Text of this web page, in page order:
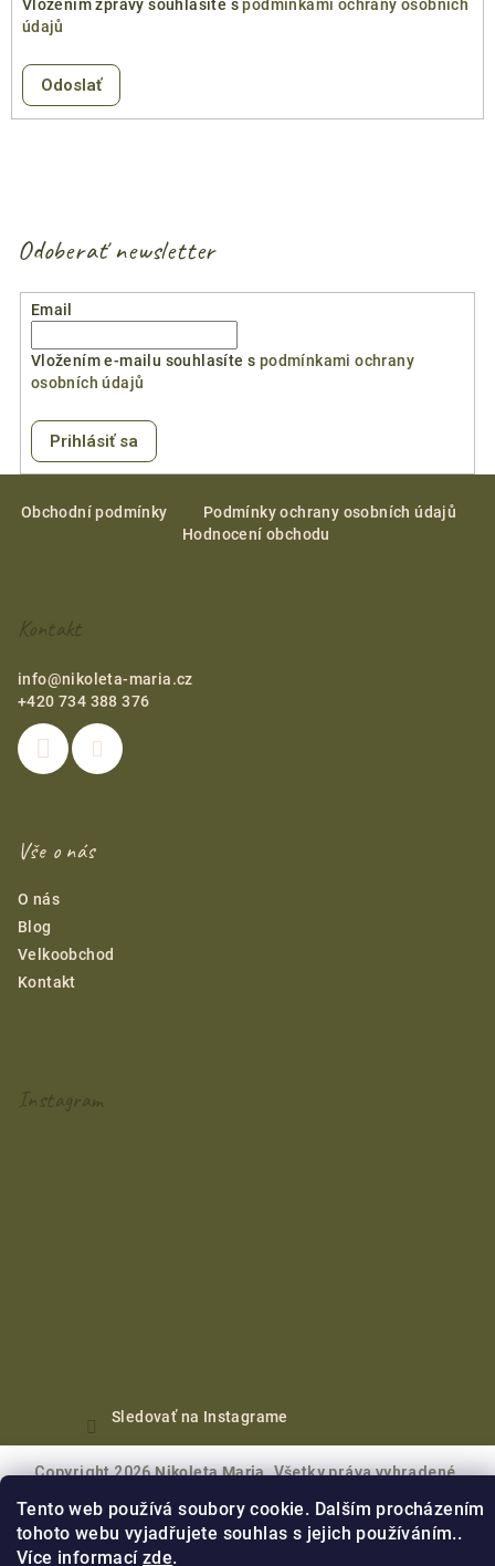
Tento web používá soubory cookie. Dalším procházením
tohoto webu vyjadřujete souhlas s jejich používáním..
Více informacízde.
Vložením zprávy souhlasíte spodmínkami ochrany osobních
údajů
Odoslať
Odoberať newsletter
Email
Vložením e-mailu souhlasíte s podmínkami ochrany
osobních údajů
Prihlásiť sa
Obchodní podmínky
Podmínky ochrany osobních údajů
Hodnocení obchodu
Kontakt
info@nikoleta-maria.cz
+420 734 388 376
Vše o nás
O nás
Blog
Velkoobchod
Kontakt
Instagram
Sledovať na Instagrame
Copyright 2026Nikoleta Maria. Všetky práva vyhradené.
Vytvoril Shoptet Premium